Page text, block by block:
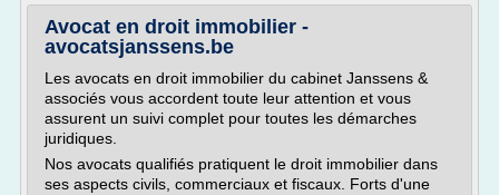
Avocat en droit immobilier -
avocatsjanssens.be
Les avocats en droit immobilier du cabinet Janssens &
associés vous accordent toute leur attention et vous
assurent un suivi complet pour toutes les démarches
juridiques.
Nos avocats qualifiés pratiquent le droit immobilier dans
ses aspects civils, commerciaux et fiscaux. Forts d'une